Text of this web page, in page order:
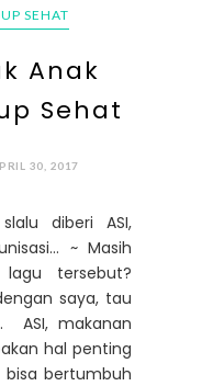
SEHAT
Anak
Sehat
30, 2017
diberi ASI,
~ Masih
tersebut?
saya, tau
ASI, makanan
hal penting
bertumbuh